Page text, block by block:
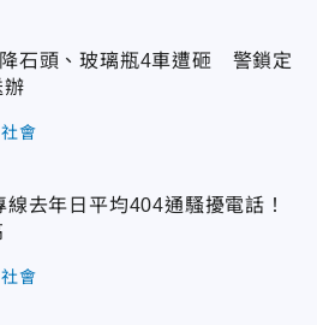
石頭、玻璃瓶4車遭砸 警鎖定
辦
社會
線去年日平均404通騷擾電話！
社會